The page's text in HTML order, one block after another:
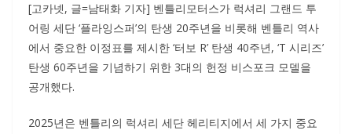
[고카넷, 글=남태화 기자] 벤틀리모터스가 럭셔리 그랜드 투
어링 세단 ‘플라잉스퍼’의 탄생 20주년을 비롯해 벤틀리 역사
에서 중요한 이정표를 제시한 ‘터보 R’ 탄생 40주년, ‘T 시리즈’
탄생 60주년을 기념하기 위한 3대의 헌정 비스포크 모델을
공개했다.
2025년은 벤틀리의 럭셔리 세단 헤리티지에서 세 가지 중요